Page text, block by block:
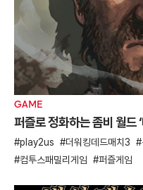
GAME
퍼즐로 정화하는 좀비 월드
play2us 더워킹데드매치3
컴투스패밀리게임
퍼즐게임